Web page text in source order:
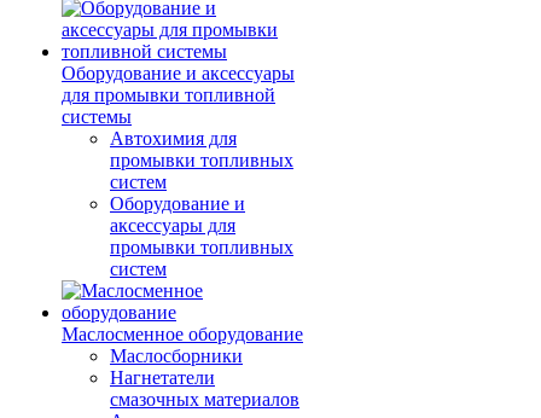
Оборудование и аксессуары
для промывки топливной
системы
Автохимия для
промывки топливных
систем
Оборудование и
аксессуары для
промывки топливных
систем
Маслосменное оборудование
Маслосборники
Нагнетатели
смазочных материалов